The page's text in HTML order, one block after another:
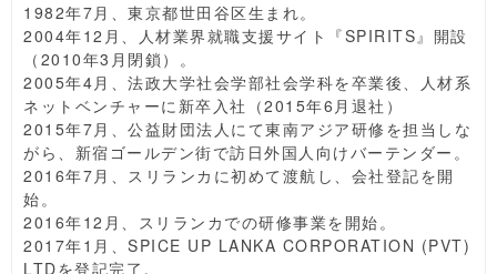
1982年7月、東京都世田谷区生まれ。
2004年12月、人材業界就職支援サイト『SPIRITS』開設
（2010年3月閉鎖）。
2005年4月、法政大学社会学部社会学科を卒業後、人材系
ネットベンチャーに新卒入社（2015年6月退社）
2015年7月、公益財団法人にて東南アジア研修を担当しな
がら、新宿ゴールデン街で訪日外国人向けバーテンダー。
2016年7月、スリランカに初めて渡航し、会社登記を開
始。
2016年12月、スリランカでの研修事業を開始。
2017年1月、SPICE UP LANKA CORPORATION (PVT)
LTDを登記完了。